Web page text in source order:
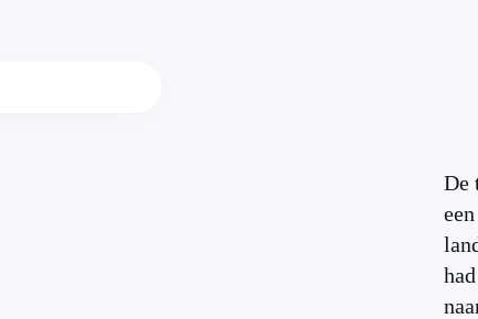
De